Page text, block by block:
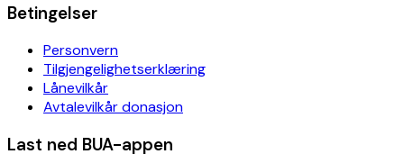
Betingelser
Personvern
Tilgjengelighetserklæring
Lånevilkår
Avtalevilkår donasjon
Last ned BUA-appen